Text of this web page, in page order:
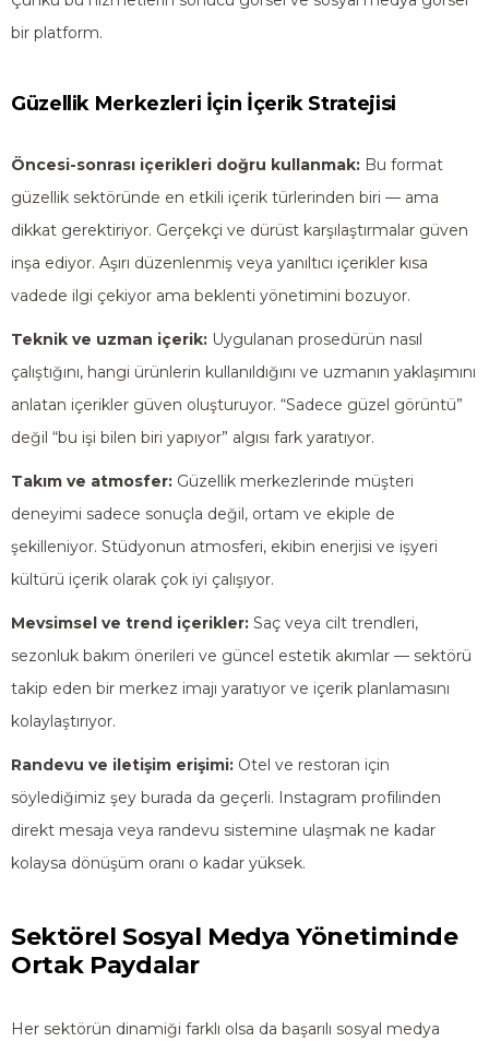
bir platform.
Güzellik Merkezleri İçin İçerik Stratejisi
Öncesi-sonrası içerikleri doğru kullanmak: Bu format
güzellik sektöründe en etkili içerik türlerinden biri — ama
dikkat gerektiriyor. Gerçekçi ve dürüst karşılaştırmalar güven
inşa ediyor. Aşırı düzenlenmiş veya yanıltıcı içerikler kısa
vadede ilgi çekiyor ama beklenti yönetimini bozuyor.
Teknik ve uzman içerik: Uygulanan prosedürün nasıl
çalıştığını, hangi ürünlerin kullanıldığını ve uzmanın yaklaşımını
anlatan içerikler güven oluşturuyor. “Sadece güzel görüntü”
değil “bu işi bilen biri yapıyor” algısı fark yaratıyor.
Takım ve atmosfer: Güzellik merkezlerinde müşteri
deneyimi sadece sonuçla değil, ortam ve ekiple de
şekilleniyor. Stüdyonun atmosferi, ekibin enerjisi ve işyeri
kültürü içerik olarak çok iyi çalışıyor.
Mevsimsel ve trend içerikler: Saç veya cilt trendleri,
sezonluk bakım önerileri ve güncel estetik akımlar — sektörü
takip eden bir merkez imajı yaratıyor ve içerik planlamasını
kolaylaştırıyor.
Randevu ve iletişim erişimi: Otel ve restoran için
söylediğimiz şey burada da geçerli. Instagram profilinden
direkt mesaja veya randevu sistemine ulaşmak ne kadar
kolaysa dönüşüm oranı o kadar yüksek.
Sektörel Sosyal Medya Yönetiminde
Ortak Paydalar
Her sektörün dinamiği farklı olsa da başarılı sosyal medya